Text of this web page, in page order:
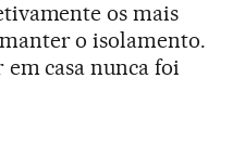
os mais
o isolamento.
casa nunca foi